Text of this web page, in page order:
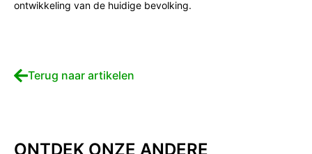
ontwikkeling van de huidige bevolking.
Terug naar artikelen
ONTDEK ONZE ANDERE